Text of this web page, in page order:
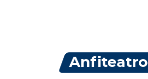
Anfiteatro